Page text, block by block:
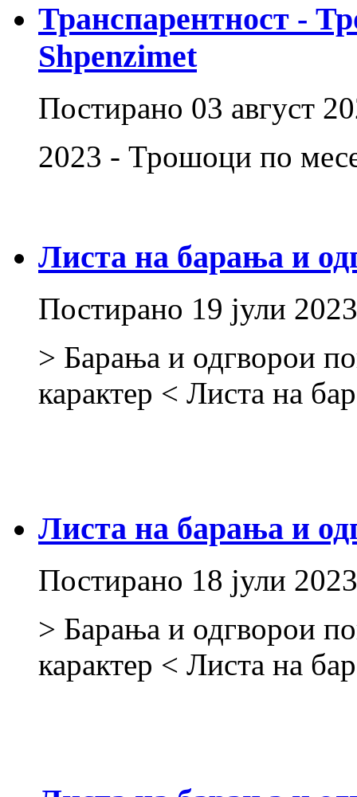
Транспарентност -
Shpenzimet
Постирано 03 август
2023 - Трошоци по
Листа на барања и
Постирано 19 јули 2023
> Барања и одгворои
карактер < Листа на
Листа на барања и
Постирано 18 јули 2023
> Барања и одгворои
карактер < Листа на